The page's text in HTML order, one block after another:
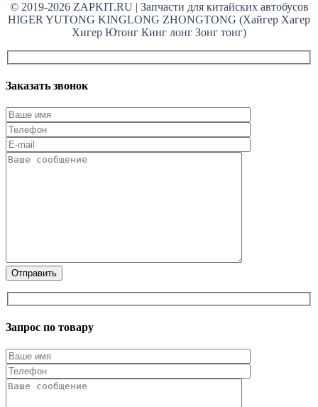
© 2019-2026 ZAPKIT.RU | Запчасти для китайских автобусов
HIGER YUTONG KINGLONG ZHONGTONG (Хайгер Хагер
Хигер Ютонг Кинг лонг Зонг тонг)
Заказать звонок
Запрос по товару